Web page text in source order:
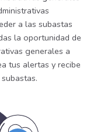
a las subastas
la oportunidad de
generales a
tus alertas y recibe